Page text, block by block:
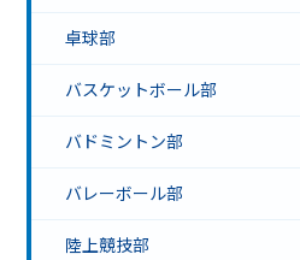
卓球部
バスケットボール部
バドミントン部
バレーボール部
陸上競技部